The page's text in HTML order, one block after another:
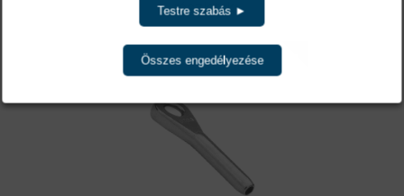
részletek
Testre szabás ►
Összes engedélyezése